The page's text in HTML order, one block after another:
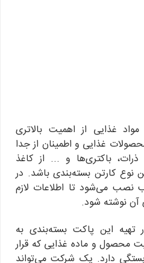
غذایی از اهمیت بالاتری
غذایی و اطمینان از جدا
باکتری‌ها و ... از کاغذ
نوع کارتن بسته‌بندی باشد. در
نصب می‌شود تا اطلاعات لازم
آن نوشته شود.
تهیه این پاکت بسته‌بندی به
محصول و ماده غذایی که قرار
دارد. یک شرکت می‌تواند